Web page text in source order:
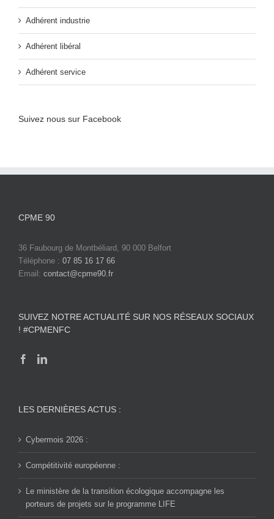
Adhérent industrie
Adhérent libéral
Adhérent service
Suivez nous sur Facebook
CPME 90
36 Faubourg de Montbéliard, 90 000 Belfort
Téléphone : 07 85 16 17 66
Email: contact@cpme90.fr
SUIVEZ NOTRE ACTUALITÉ SUR NOS RÉSEAUX SOCIAUX
! #CPMENFC
LES DERNIÈRES ACTUS :
Cybermois 2026 :
Compétitivité européenne :
Le ministère de la transition écologique accompagne les
porteurs de projets sur le programme LIFE